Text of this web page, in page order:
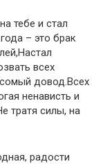
тебе и стал
– это брак
всех
довод.Всех
ненависть и
тратя силы, на
радости